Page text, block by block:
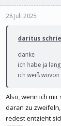
28 Juli 2025
daritus
danke
ich habe ja
ich weiß
Also, wenn ich
daran zu
redest entzieht